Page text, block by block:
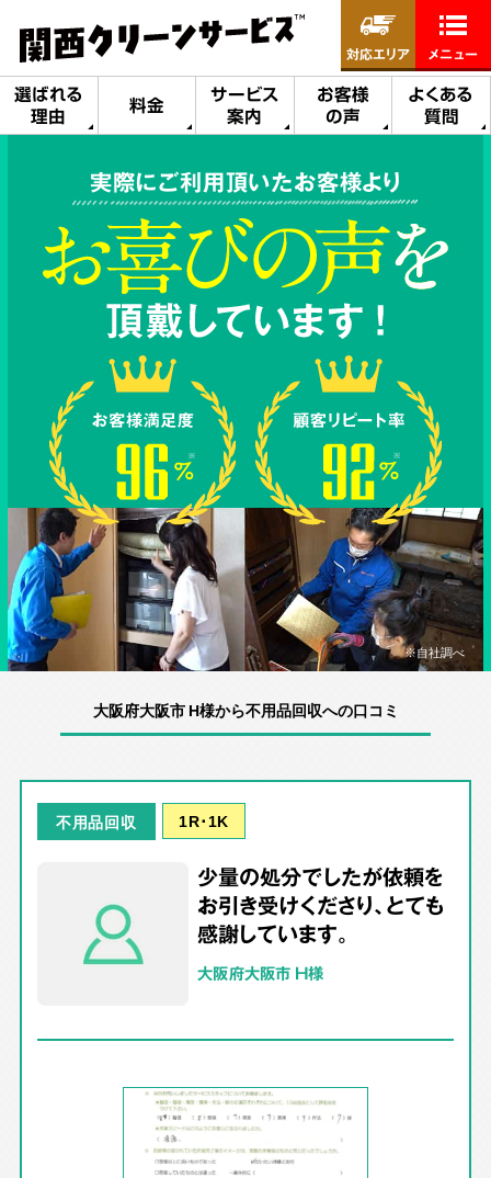
選ばれる
理由
料金
サービス
案内
お客様
の声
よくある
質問
対応エリア メニュー
実際にご利用頂いたお客様より
※自社調べ
大阪府大阪市 H様から不用品回収への口コミ
不用品回収 1R･1K
少量の処分でしたが依頼を
お引き受けくださり、とても
感謝しています。
大阪府大阪市 H様